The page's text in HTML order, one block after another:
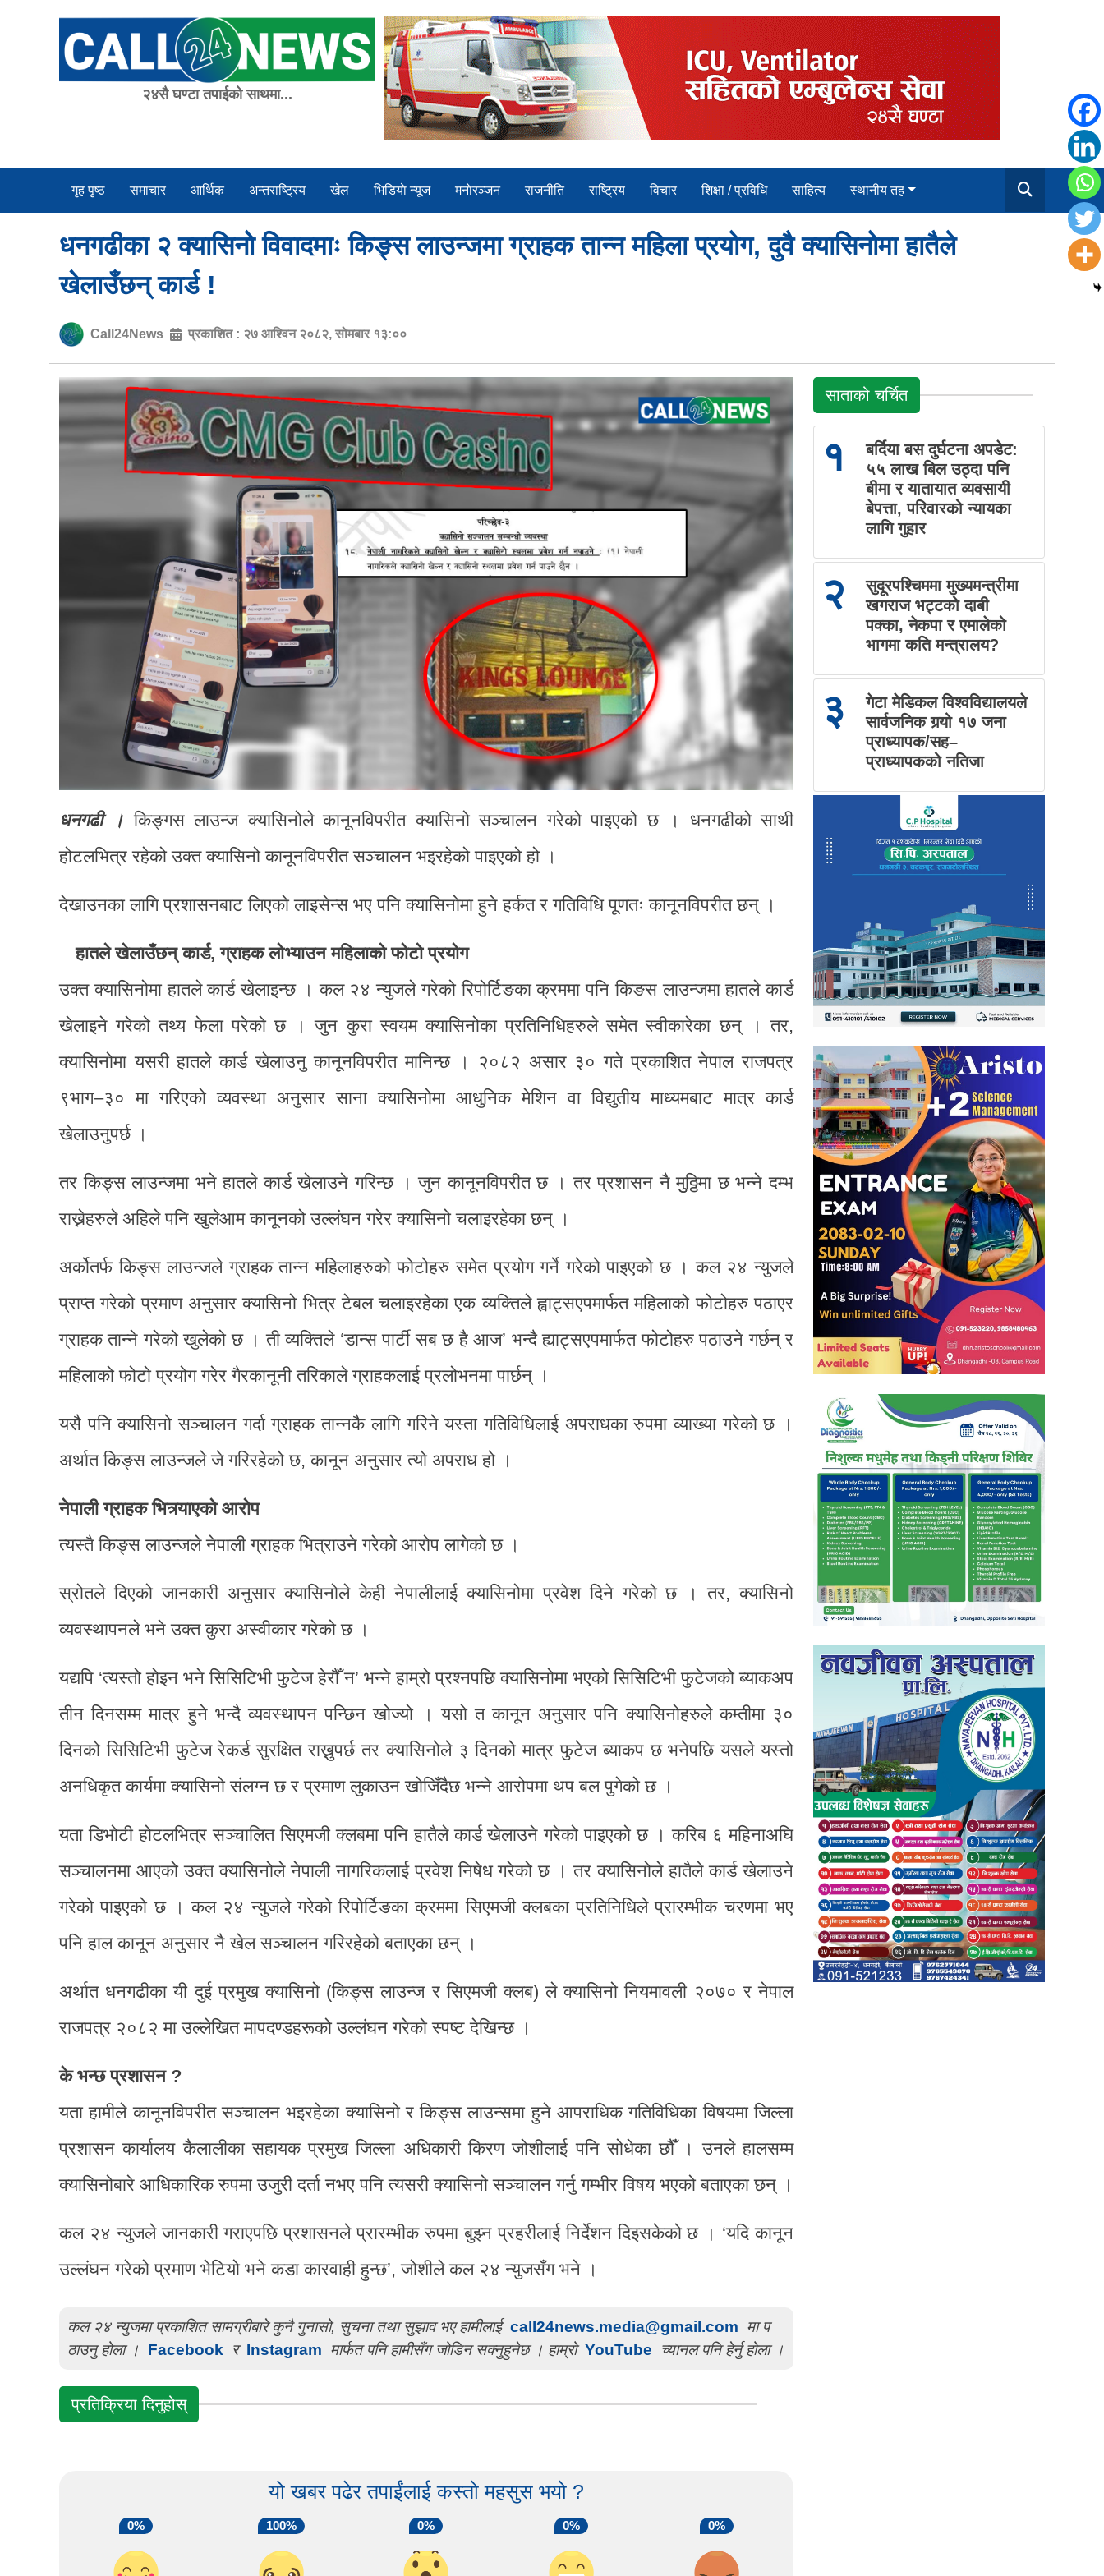
२४सै घण्टा तपाईको साथमा...
गृह पृष्ठ समाचार आर्थिक अन्तराष्ट्रिय खेल भिडियाे न्यूज मनाेरञ्जन राजनीति राष्ट्रिय विचार शिक्षा / प्रविधि साहित्य स्थानीय तह
धनगढीका २ क्यासिनो विवादमाः किङ्स लाउन्जमा ग्राहक तान्न महिला प्रयोग, दुवै क्यासिनोमा हातैले
खेलाउँछन् कार्ड !
Call24News प्रकाशित : २७ आश्विन २०८२, सोमबार १३:००
धनगढी । किङ्गस लाउन्ज क्यासिनोले कानूनविपरीत क्यासिनो सञ्चालन गरेको पाइएको छ । धनगढीको साथी
होटलभित्र रहेको उक्त क्यासिनो कानूनविपरीत सञ्चालन भइरहेको पाइएको हो ।
देखाउनका लागि प्रशासनबाट लिएको लाइसेन्स भए पनि क्यासिनोमा हुने हर्कत र गतिविधि पूणतः कानूनविपरीत छन् ।
हातले खेलाउँछन् कार्ड, ग्राहक लोभ्याउन महिलाको फोटो प्रयोग
उक्त क्यासिनोमा हातले कार्ड खेलाइन्छ । कल २४ न्युजले गरेको रिपोर्टिङका क्रममा पनि किङस लाउन्जमा हातले कार्ड
खेलाइने गरेको तथ्य फेला परेको छ । जुन कुरा स्वयम क्यासिनोका प्रतिनिधिहरुले समेत स्वीकारेका छन् । तर,
क्यासिनोमा यसरी हातले कार्ड खेलाउनु कानूनविपरीत मानिन्छ । २०८२ असार ३० गते प्रकाशित नेपाल राजपत्र
९भाग–३० मा गरिएको व्यवस्था अनुसार साना क्यासिनोमा आधुनिक मेशिन वा विद्युतीय माध्यमबाट मात्र कार्ड
खेलाउनुपर्छ ।
तर किङ्स लाउन्जमा भने हातले कार्ड खेलाउने गरिन्छ । जुन कानूनविपरीत छ । तर प्रशासन नै मुुठ्ठिमा छ भन्ने दम्भ
राख्नेहरुले अहिले पनि खुलेआम कानूनको उल्लंघन गरेर क्यासिनो चलाइरहेका छन् ।
अर्कोतर्फ किङ्स लाउन्जले ग्राहक तान्न महिलाहरुको फोटोहरु समेत प्रयोग गर्ने गरेको पाइएको छ । कल २४ न्युजले
प्राप्त गरेको प्रमाण अनुसार क्यासिनो भित्र टेबल चलाइरहेका एक व्यक्तिले ह्वाट्सएपमार्फत महिलाको फोटोहरु पठाएर
ग्राहक तान्ने गरेको खुलेको छ । ती व्यक्तिले ‘डान्स पार्टी सब छ है आज’ भन्दै ह्याट्सएपमार्फत फोटोहरु पठाउने गर्छन् र
महिलाको फोटो प्रयोग गरेर गैरकानूनी तरिकाले ग्राहकलाई प्रलोभनमा पार्छन् ।
यसै पनि क्यासिनो सञ्चालन गर्दा ग्राहक तान्नकै लागि गरिने यस्ता गतिविधिलाई अपराधका रुपमा व्याख्या गरेको छ ।
अर्थात किङ्स लाउन्जले जे गरिरहेको छ, कानून अनुसार त्यो अपराध हो ।
नेपाली ग्राहक भित्र्याएको आरोप
त्यस्तै किङ्स लाउन्जले नेपाली ग्राहक भित्राउने गरेको आरोप लागेको छ ।
स्रोतले दिएको जानकारी अनुसार क्यासिनोले केही नेपालीलाई क्यासिनोमा प्रवेश दिने गरेको छ । तर, क्यासिनो
व्यवस्थापनले भने उक्त कुरा अस्वीकार गरेको छ ।
यद्यपि ‘त्यस्तो होइन भने सिसिटिभी फुटेज हेरौँ न’ भन्ने हाम्रो प्रश्नपछि क्यासिनोमा भएको सिसिटिभी फुटेजको ब्याकअप
तीन दिनसम्म मात्र हुने भन्दै व्यवस्थापन पन्छिन खोज्यो । यसो त कानून अनुसार पनि क्यासिनोहरुले कम्तीमा ३०
दिनको सिसिटिभी फुटेज रेकर्ड सुरक्षित राख्नुपर्छ तर क्यासिनोले ३ दिनको मात्र फुटेज ब्याकप छ भनेपछि यसले यस्तो
अनधिकृत कार्यमा क्यासिनो संलग्न छ र प्रमाण लुकाउन खोजिँदैछ भन्ने आरोपमा थप बल पुगेको छ ।
यता डिभोटी होटलभित्र सञ्चालित सिएमजी क्लबमा पनि हातैले कार्ड खेलाउने गरेको पाइएको छ । करिब ६ महिनाअघि
सञ्चालनमा आएको उक्त क्यासिनोले नेपाली नागरिकलाई प्रवेश निषेध गरेको छ । तर क्यासिनोले हातैले कार्ड खेलाउने
गरेको पाइएको छ । कल २४ न्युजले गरेको रिपोर्टिङका क्रममा सिएमजी क्लबका प्रतिनिधिले प्रारम्भीक चरणमा भए
पनि हाल कानून अनुसार नै खेल सञ्चालन गरिरहेको बताएका छन् ।
अर्थात धनगढीका यी दुई प्रमुख क्यासिनो (किङ्स लाउन्ज र सिएमजी क्लब) ले क्यासिनो नियमावली २०७० र नेपाल
राजपत्र २०८२ मा उल्लेखित मापदण्डहरूको उल्लंघन गरेको स्पष्ट देखिन्छ ।
के भन्छ प्रशासन ?
यता हामीले कानूनविपरीत सञ्चालन भइरहेका क्यासिनो र किङ्स लाउन्समा हुने आपराधिक गतिविधिका विषयमा जिल्ला
प्रशासन कार्यालय कैलालीका सहायक प्रमुख जिल्ला अधिकारी किरण जोशीलाई पनि सोधेका छौँ । उनले हालसम्म
क्यासिनोबारे आधिकारिक रुपमा उजुरी दर्ता नभए पनि त्यसरी क्यासिनो सञ्चालन गर्नु गम्भीर विषय भएको बताएका छन् ।
कल २४ न्युजले जानकारी गराएपछि प्रशासनले प्रारम्भीक रुपमा बुझ्न प्रहरीलाई निर्देशन दिइसकेको छ । ‘यदि कानून
उल्लंघन गरेको प्रमाण भेटियो भने कडा कारवाही हुन्छ’, जोशीले कल २४ न्युजसँग भने ।
कल २४ न्युजमा प्रकाशित सामग्रीबारे कुनै गुनासो, सुचना तथा सुझाव भए हामीलाई call24news.media@gmail.com मा प
ठाउनु होला ।
Facebook र Instagram मार्फत पनि हामीसँग जोडिन सक्नुहुनेछ । हाम्रो YouTube च्यानल पनि हेर्नु होला ।
प्रतिक्रिया दिनुहोस्
यो खबर पढेर तपाईंलाई कस्तो महसुस भयो ?
0% 100% 0% 0% 0%
साताको चर्चित
१
बर्दिया बस दुर्घटना अपडेट:
५५ लाख बिल उठ्दा पनि
बीमा र यातायात व्यवसायी
बेपत्ता, परिवारको न्यायका
लागि गुहार
२
सुदूरपश्चिममा मुख्यमन्त्रीमा
खगराज भट्टको दाबी
पक्का, नेकपा र एमालेको
भागमा कति मन्त्रालय?
३
गेटा मेडिकल विश्वविद्यालयले
सार्वजनिक गर्‍यो १७ जना
प्राध्यापक/सह–
प्राध्यापकको नतिजा